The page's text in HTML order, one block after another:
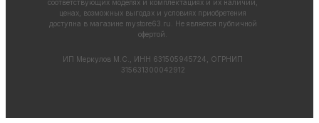
соответствующих моделях и комплектациях и их наличии,
ценах, возможных выгодах и условиях приобретения
доступна в магазине mystore63.ru . Не является публичной
офертой.
ИП Меркулов М.С., ИНН 631505945724, ОГРНИП
315631300042912